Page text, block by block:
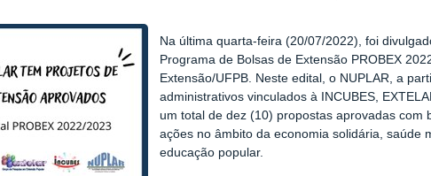
Na última quarta-feira (20/07/2022), foi
Programa de Bolsas de Extensão PROBEX
Extensão/UFPB. Neste edital, o NUPLAR, a
administrativos vinculados à INCUBES,
um total de dez (10) propostas aprovadas com
ações no âmbito da economia solidária, saúde
educação popular.